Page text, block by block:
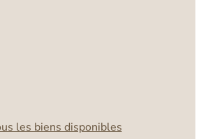
les biens disponibles